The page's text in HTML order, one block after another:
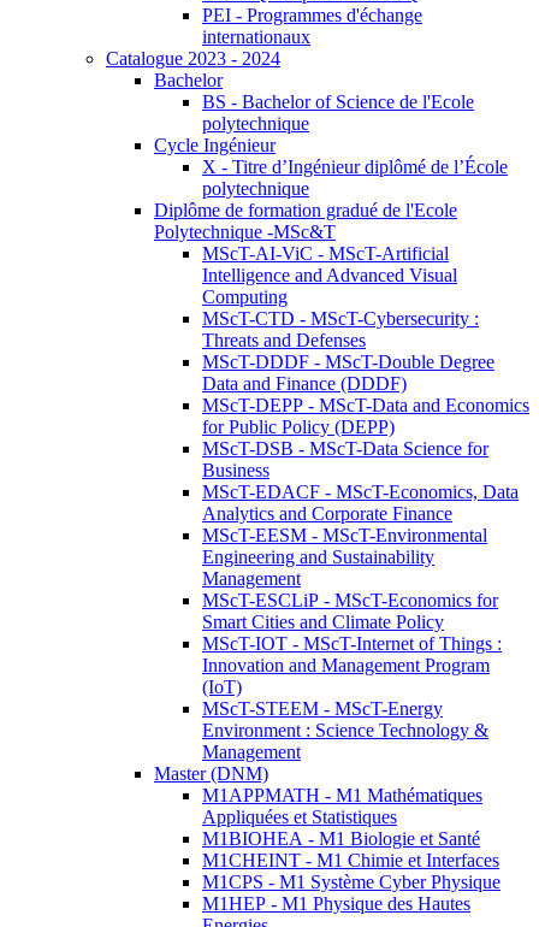
PEI - Programmes d'échange
internationaux
Catalogue 2023 - 2024
Bachelor
BS - Bachelor of Science de l'Ecole
polytechnique
Cycle Ingénieur
X - Titre d’Ingénieur diplômé de l’École
polytechnique
Diplôme de formation gradué de l'Ecole
Polytechnique -MSc&T
MScT-AI-ViC - MScT-Artificial
Intelligence and Advanced Visual
Computing
MScT-CTD - MScT-Cybersecurity :
Threats and Defenses
MScT-DDDF - MScT-Double Degree
Data and Finance (DDDF)
MScT-DEPP - MScT-Data and Economics
for Public Policy (DEPP)
MScT-DSB - MScT-Data Science for
Business
MScT-EDACF - MScT-Economics, Data
Analytics and Corporate Finance
MScT-EESM - MScT-Environmental
Engineering and Sustainability
Management
MScT-ESCLiP - MScT-Economics for
Smart Cities and Climate Policy
MScT-IOT - MScT-Internet of Things :
Innovation and Management Program
(IoT)
MScT-STEEM - MScT-Energy
Environment : Science Technology &
Management
Master (DNM)
M1APPMATH - M1 Mathématiques
Appliquées et Statistiques
M1BIOHEA - M1 Biologie et Santé
M1CHEINT - M1 Chimie et Interfaces
M1CPS - M1 Système Cyber Physique
M1HEP - M1 Physique des Hautes